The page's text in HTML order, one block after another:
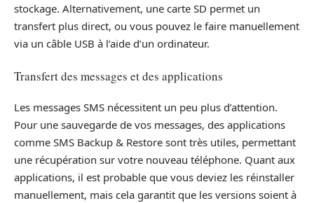
stockage. Alternativement, une carte SD permet un
transfert plus direct, ou vous pouvez le faire manuellement
via un câble USB à l’aide d’un ordinateur.
Transfert des messages et des applications
Les messages SMS nécessitent un peu plus d’attention.
Pour une sauvegarde de vos messages, des applications
comme SMS Backup & Restore sont très utiles, permettant
une récupération sur votre nouveau téléphone. Quant aux
applications, il est probable que vous deviez les réinstaller
manuellement, mais cela garantit que les versions soient à